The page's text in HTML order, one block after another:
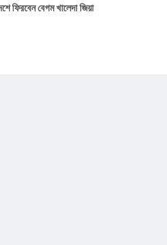
ফিরবেন বেগম খালেদা জিয়া